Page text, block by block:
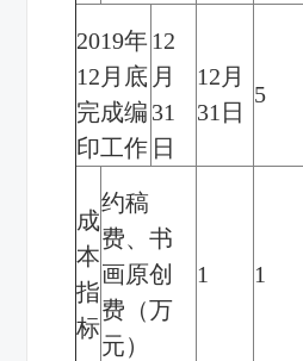
2019年
12 月底
完成编
印工作
12
月
31
日
12 月
31 日
5
成
本
指
标
约稿
费、书
画原创
费（万
元）
1 1